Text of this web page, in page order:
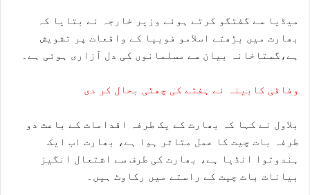
میڈیا سے گفتگو کرتے ہوئے وزیر خارجہ نے بتایا کہ
بھارت میں بڑھتے اسلامو فوبیا کے واقعات پر تشویش
ہے،گستاخانہ بیان سے مسلمانوں کی دل آزاری ہوئی ہے۔
وفاقی کابینہ نے ہفتے کی چھٹی بحال کر دی
بلاول نے کہا کہ بھارت کے یک طرفہ اقدامات کے باعث دو
طرفہ بات چیت کا عمل متاثر ہوا ہے، بھارت اب ایک
ہندوتوا انڈیا ہے، بھارت کی طرف سے اشتعال انگیز
بیانات بات چیت کے راستے میں رکاوٹ ہیں۔